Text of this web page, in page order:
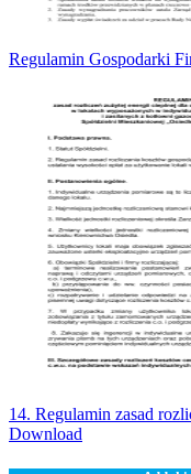
Regulamin Gospodarki
14. Regulamin zasad
Download